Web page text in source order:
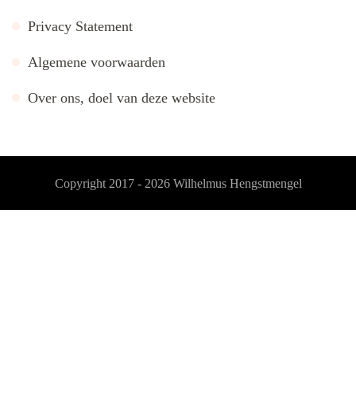
Privacy Statement
Algemene voorwaarden
Over ons, doel van deze website
Copyright 2017 - 2026 Wilhelmus Hengstmengel